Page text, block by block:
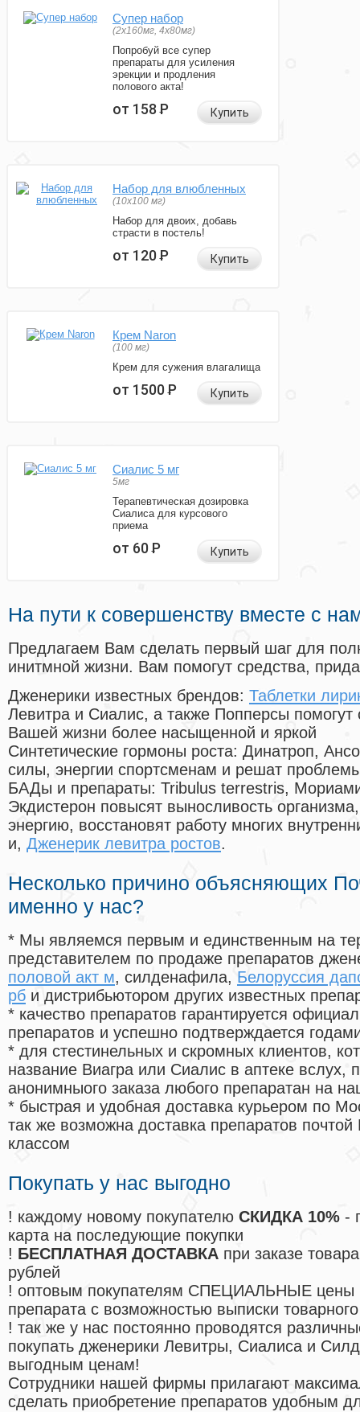
Супер набор
(2х160мг, 4х80мг)
Попробуй все супер
препараты для усиления
эрекции и продления
полового акта!
от 158Р Купить
Набор для влюбленных
(10х100 мг)
Набор для двоих, добавь
страсти в постель!
от 120Р Купить
Крем Naron
(100 мг)
Крем для сужения влагалища
от 1500Р Купить
Сиалис 5 мг
5мг
Терапевтическая дозировка
Сиалиса для курсового
приема
от 60Р Купить
На пути к совершенству вместе с
Предлагаем Вам сделать первый шаг для
инитмной жизни. Вам помогут средства,
Дженерики известных брендов: Таблетки
Левитра и Сиалис, а также Попперсы помогут
Вашей жизни более насыщенной и яркой
Синтетические гормоны роста: Динатроп,
силы, энергии спортсменам и решат
БАДы и препараты: Tribulus terrestris,
Экдистерон повысят выносливость
энергию, восстановят работу многих
и, Дженерик левитра ростов.
Несколько причино объясняющих
именно у нас?
* Мы являемся первым и единственным на
представителем по продаже препаратов
половой акт м, силденафила, Белоруссия
рб и дистрибьютором других известных
* качество препаратов гарантируется
препаратов и успешно подтверждается
* для стестинельных и скромных клиентов,
название Виагра или Сиалис в аптеке вслух,
анонимныого заказа любого препаратан на
* быстрая и удобная доставка курьером по
так же возможна доставка препаратов
классом
Покупать у нас выгодно
! каждому новому покупателю СКИДКА 10% -
карта на последующие покупки
! БЕСПЛАТНАЯ ДОСТАВКА при заказе
рублей
! оптовым покупателям СПЕЦИАЛЬНЫЕ цены
препарата с возможностью выписки
! так же у нас постоянно проводятся
покупать дженерики Левитры, Сиалиса и
выгодным ценам!
Cотрудники нашей фирмы прилагают
сделать приобретение препаратов удобным